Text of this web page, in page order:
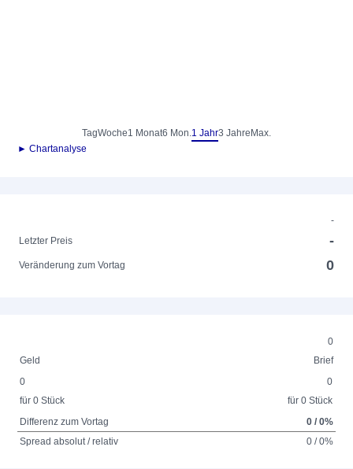
TagWoche1 Monat6 Mon.1 Jahr3 Jahre Max.
► Chartanalyse
-
Letzter Preis
-
Veränderung zum Vortag 0
0
Geld
Brief
0
für 0 Stück
0
für 0 Stück
Differenz zum Vortag
0 / 0%
Spread absolut / relativ
0 / 0%